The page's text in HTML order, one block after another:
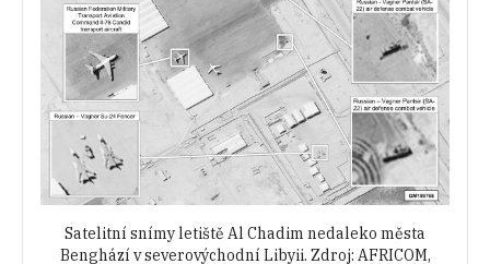
Satelitní snímy letiště Al Chadim nedaleko města
Benghází v severovýchodní Libyii. Zdroj: AFRICOM,